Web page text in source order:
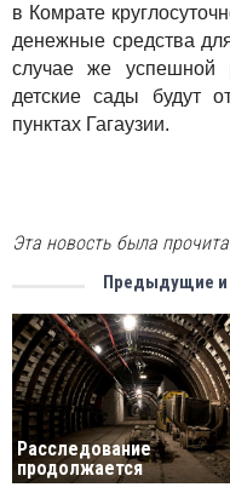
в Комрате
денежные средства
случае же успешной
детские сады будут
пунктах Гагаузии.
Эта новость была
Предыдущие и
Расследование
продолжается